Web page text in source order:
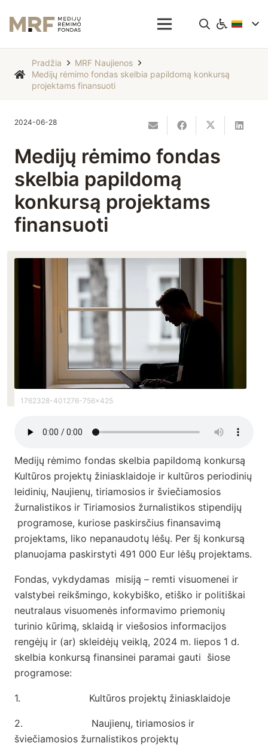
Pradžia
MRF Naujienos
Medijų rėmimo fondas skelbia papildomą konkursą
projektams finansuoti
2024-06-28
Medijų rėmimo fondas
skelbia papildomą
konkursą projektams
finansuoti
1762328-401276-756x425
Medijų rėmimo fondas skelbia papildomą konkursą
Kultūros projektų žiniasklaidoje ir kultūros periodinių
leidinių, Naujienų, tiriamosios ir šviečiamosios
žurnalistikos ir Tiriamosios žurnalistikos stipendijų
programose, kuriose paskirsčius finansavimą
projektams, liko nepanaudotų lėšų. Per šį konkursą
planuojama paskirstyti 491 000 Eur lėšų projektams.
Fondas, vykdydamas misiją – remti visuomenei ir
valstybei reikšmingo, kokybiško, etiško ir politiškai
neutralaus visuomenės informavimo priemonių
turinio kūrimą, sklaidą ir viešosios informacijos
rengėjų ir (ar) skleidėjų veiklą, 2024 m. liepos 1 d.
skelbia konkursą finansinei paramai gauti šiose
programose:
1. Kultūros projektų žiniasklaidoje
2. Naujienų, tiriamosios ir
šviečiamosios žurnalistikos projektų